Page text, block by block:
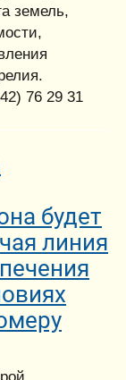
земель,
76 29 31
будет
линия